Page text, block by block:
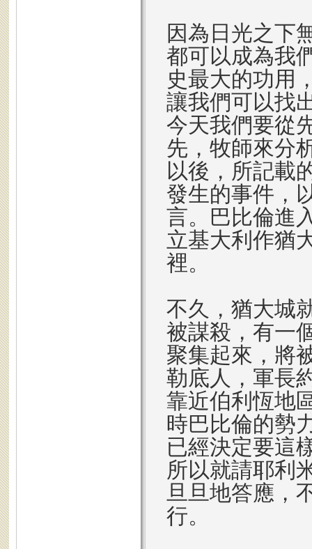
因為日光之下
都可以成為我
史最大的功用
讓我們可以找
今天我們要從
先，牧師來分
以後，所記載
發生的事件，
言。巴比倫進
立基大利作猶
裡。
不久，猶大城
被謀殺，有一
聚集起來，將
勒底人，軍長
靠近伯利恆地
時巴比倫的勢
已經決定要這
所以就請耶利
旦旦地答應，
行。